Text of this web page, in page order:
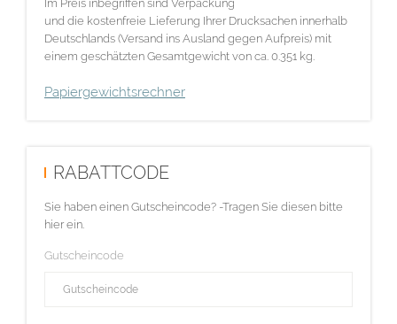
Im Preis inbegriffen sind Verpackung
und die kostenfreie Lieferung Ihrer Drucksachen innerhalb
Deutschlands (Versand ins Ausland gegen Aufpreis) mit
einem geschätzten Gesamtgewicht von ca. 0.351 kg.
Papiergewichtsrechner
RABATTCODE
Sie haben einen Gutscheincode? -Tragen Sie diesen bitte
hier ein.
Gutscheincode